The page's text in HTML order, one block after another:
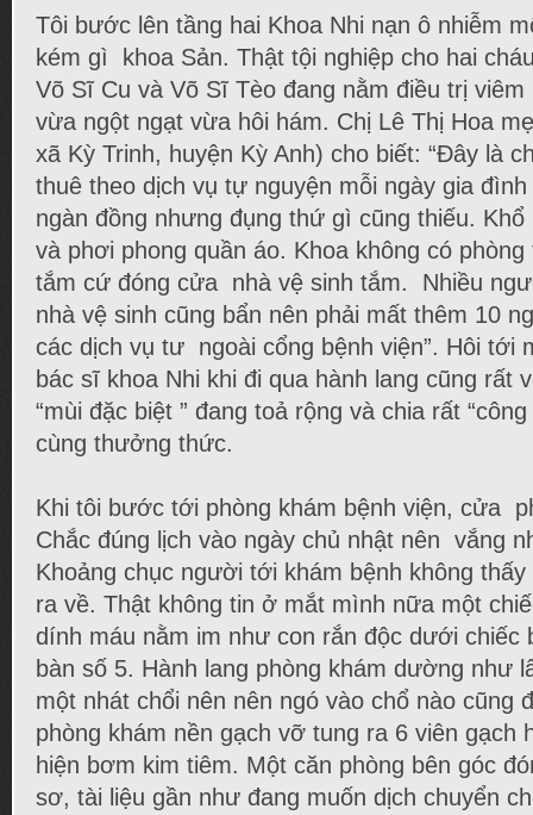
Tôi bước lên tầng hai Khoa Nhi nạn ô nhiễm
kém gì khoa Sản. Thật tội nghiệp cho hai
Võ Sĩ Cu và Võ Sĩ Tèo đang nằm điều trị
vừa ngột ngạt vừa hôi hám. Chị Lê Thị Hoa
xã Kỳ Trinh, huyện Kỳ Anh) cho biết: “Đây là
thuê theo dịch vụ tự nguyện mỗi ngày gia
ngàn đồng nhưng đụng thứ gì cũng thiếu.
và phơi phong quần áo. Khoa không có
tắm cứ đóng cửa nhà vệ sinh tắm. Nhiều
nhà vệ sinh cũng bẩn nên phải mất thêm 10
các dịch vụ tư ngoài cổng bệnh viện”. Hôi tới
bác sĩ khoa Nhi khi đi qua hành lang cũng rất
“mùi đặc biệt ” đang toả rộng và chia rất
cùng thưởng thức.
Khi tôi bước tới phòng khám bệnh viện, cửa
Chắc đúng lịch vào ngày chủ nhật nên vắng
Khoảng chục người tới khám bệnh không
ra về. Thật không tin ở mắt mình nữa một
dính máu nằm im như con rắn độc dưới chiếc
bàn số 5. Hành lang phòng khám dường như
một nhát chổi nên nên ngó vào chổ nào cũng
phòng khám nền gạch vỡ tung ra 6 viên gạch
hiện bơm kim tiêm. Một căn phòng bên góc
sơ, tài liệu gần như đang muốn dịch chuyển